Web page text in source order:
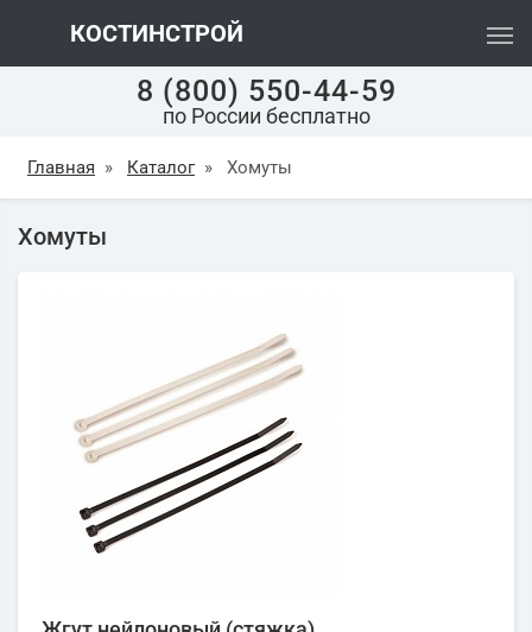
КОСТИНСТРОЙ
8 (800) 550-44-59
по России бесплатно
Главная » Каталог » Хомуты
Хомуты